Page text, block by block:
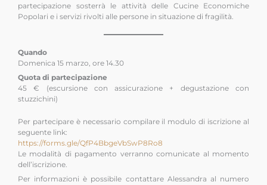
partecipazione sosterrà le attività delle Cucine Economiche
Popolari e i servizi rivolti alle persone in situazione di fragilità.
Quando
Domenica 15 marzo, ore 14.30
Quota di partecipazione
45 € (escursione con assicurazione + degustazione con
stuzzichini)
Per partecipare è necessario compilare il modulo di iscrizione al
seguente link:
https://forms.gle/QfP4BbgeVbSwP8Ro8
Le modalità di pagamento verranno comunicate al momento
dell’iscrizione.
Per informazioni è possibile contattare Alessandra al numero